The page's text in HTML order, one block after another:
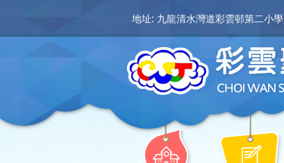
地址: 九龍清水灣道彩雲邨第二小學